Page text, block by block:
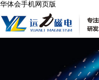
华体会手机网页版